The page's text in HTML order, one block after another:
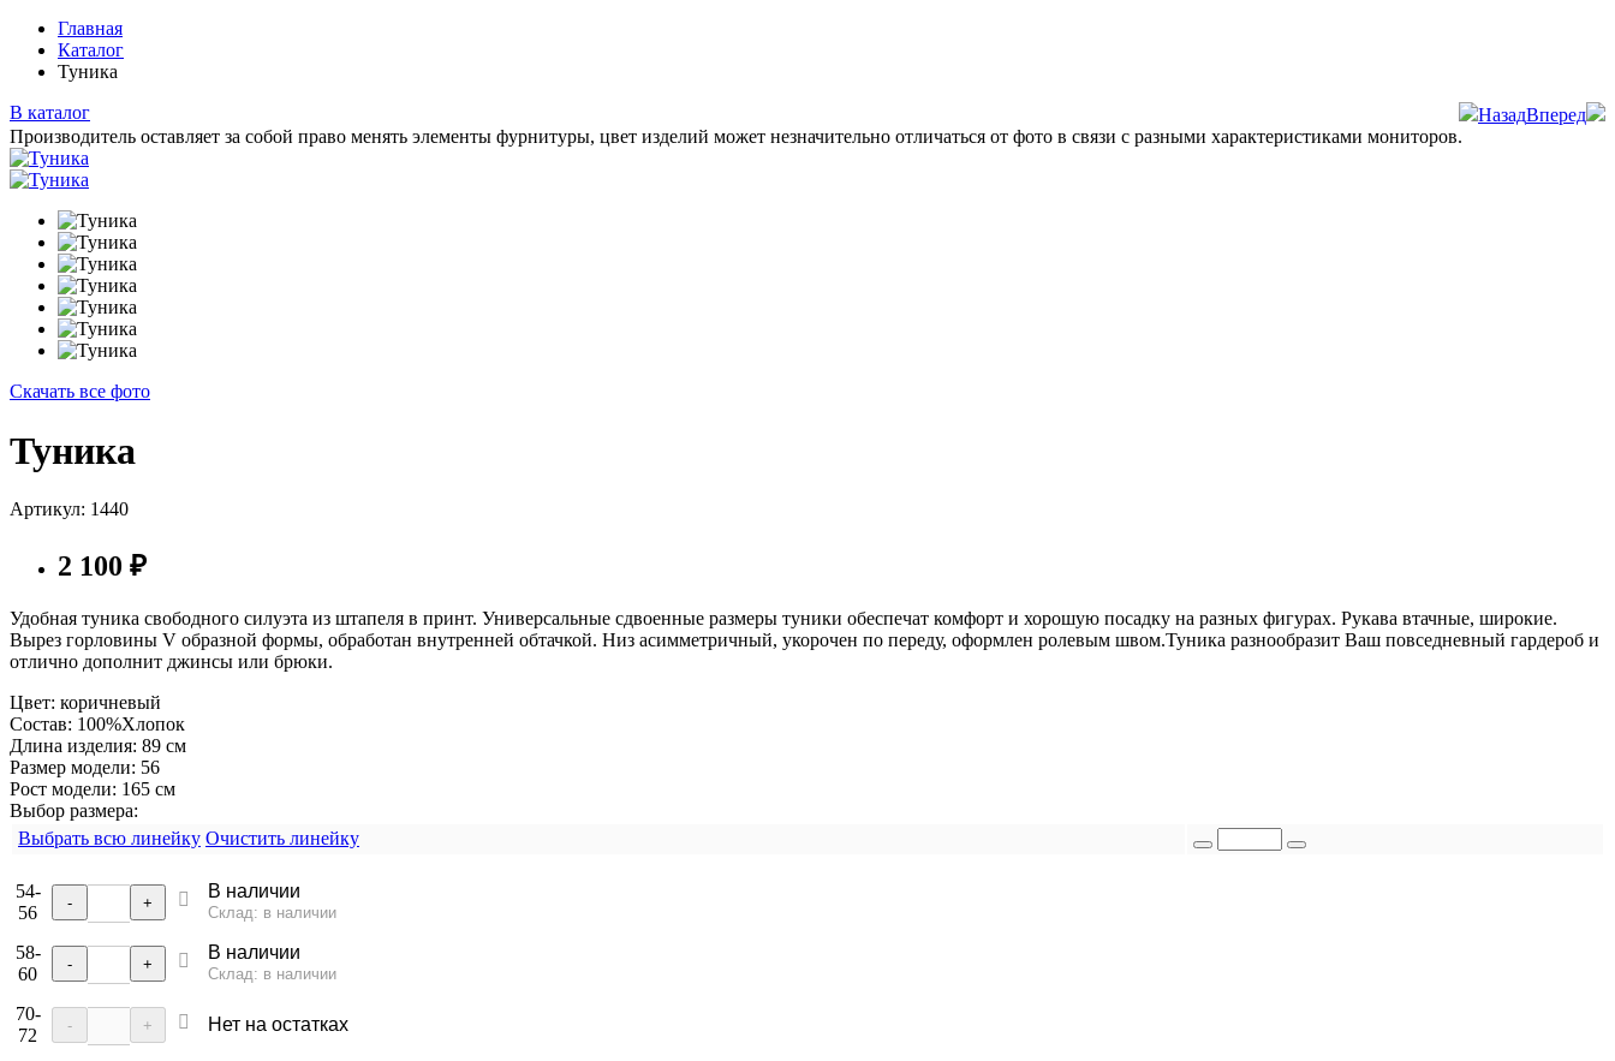
Главная
Каталог
Туника
В каталог
Вперед
Назад
Производитель оставляет за собой право менять элементы фурнитуры, цвет изделий может незначительно отличаться от фото в связи с разными характеристиками мониторов.
Скачать все фото
Туника
Артикул: 1440
2 100 ₽
Удобная туника свободного силуэта из штапеля в принт. Универсальные сдвоенные размеры туники обеспечат комфорт и хорошую посадку на разных фигурах. Рукава втачные, широкие.
Вырез горловины V образной формы, обработан внутренней обтачкой. Низ асимметричный, укорочен по переду, оформлен ролевым швом.Туника разнообразит Ваш повседневный гардероб и
отлично дополнит джинсы или брюки.
Цвет: коричневый
Состав: 100%Хлопок
Длина изделия: 89 см
Размер модели: 56
Рост модели: 165 см
Выбор размера:
Выбрать всю линейку Очистить линейку
54-
56
- +
В наличии
Склад: в наличии
58-
60
- +
В наличии
Склад: в наличии
70-
72
- + Нет на остатках